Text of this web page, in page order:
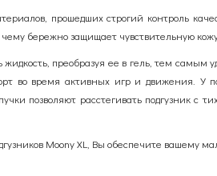
прошедших строгий контроль
чему бережно защищает чувствительную
преобразуя ее в гель, тем
во время активных игр и движения. У
позволяют расстегивать подгузник с
Moony XL, Вы обеспечите вашему